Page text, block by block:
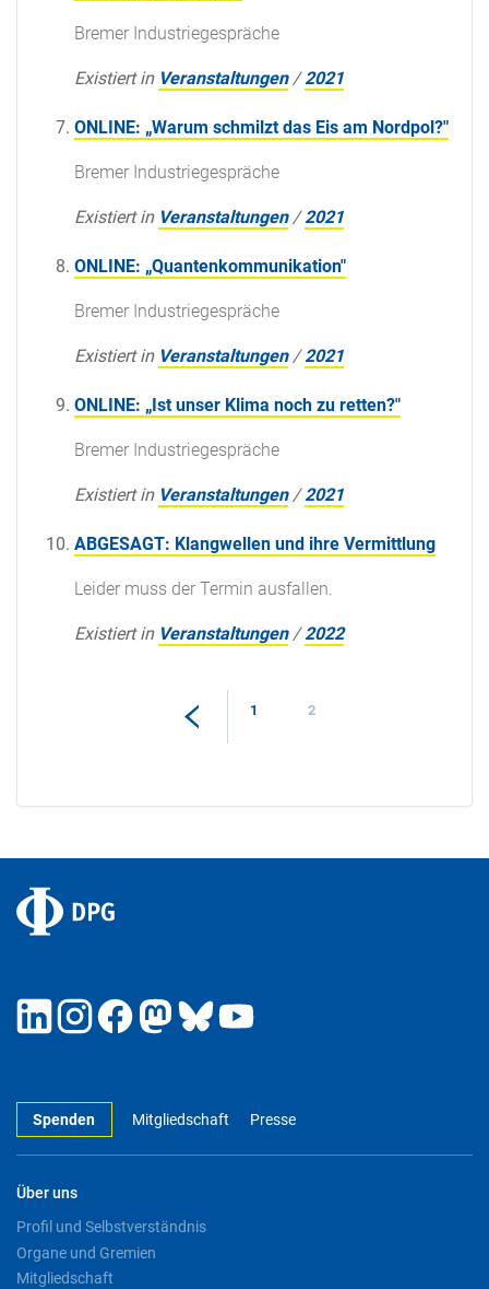
Bremer Industriegespräche
Existiert in Veranstaltungen /2021
ONLINE: „Warum schmilzt das Eis am Nordpol?"
Bremer Industriegespräche
Existiert in Veranstaltungen /2021
ONLINE: „Quantenkommunikation"
Bremer Industriegespräche
Existiert in Veranstaltungen /2021
ONLINE: „Ist unser Klima noch zu retten?"
Bremer Industriegespräche
Existiert in Veranstaltungen /2021
ABGESAGT: Klangwellen und ihre Vermittlung
Leider muss der Termin ausfallen.
Existiert in Veranstaltungen /2022
1 2
Spenden Mitgliedschaft Presse
Über uns
Profil und Selbstverständnis
Organe und Gremien
Mitgliedschaft